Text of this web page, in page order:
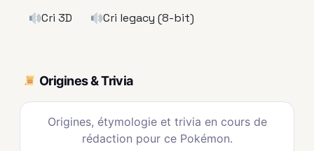
Cri 3D Cri legacy (8-bit)
Origines & Trivia
Origines, étymologie et trivia en cours de
rédaction pour ce Pokémon.